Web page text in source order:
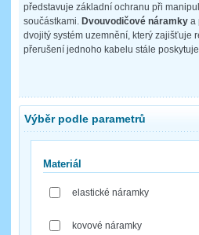
představuje základní ochranu při
součástkami. Dvouvodičové náramky a
dvojitý systém uzemnění, který zajišťuje
přerušení jednoho kabelu stále
Výběr podle parametrů
Materiál
elastické náramky
kovové náramky